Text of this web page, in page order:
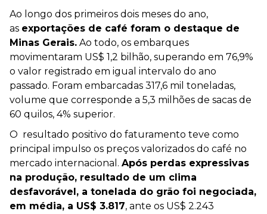
Ao longo dos primeiros dois meses do ano,
as exportações de café foram o destaque de
Minas Gerais. Ao todo, os embarques
movimentaram US$ 1,2 bilhão, superando em 76,9%
o valor registrado em igual intervalo do ano
passado. Foram embarcadas 317,6 mil toneladas,
volume que corresponde a 5,3 milhões de sacas de
60 quilos, 4% superior.
O resultado positivo do faturamento teve como
principal impulso os preços valorizados do café no
mercado internacional. Após perdas expressivas
na produção, resultado de um clima
desfavorável, a tonelada do grão foi negociada,
em média, a US$ 3.817, ante os US$ 2.243